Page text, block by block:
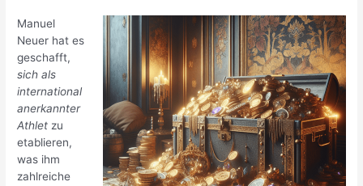
Manuel
Neuer hat es
geschafft,
sich als
international
anerkannter
Athlet zu
etablieren,
was ihm
zahlreiche